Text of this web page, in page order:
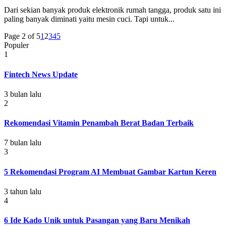
Dari sekian banyak produk elektronik rumah tangga, produk satu ini
paling banyak diminati yaitu mesin cuci. Tapi untuk...
Page 2 of 51 2345
Populer
1
Fintech News Update
3 bulan lalu
2
Rekomendasi Vitamin Penambah Berat Badan Terbaik
7 bulan lalu
3
5 Rekomendasi Program AI Membuat Gambar Kartun Keren
3 tahun lalu
4
6 Ide Kado Unik untuk Pasangan yang Baru Menikah